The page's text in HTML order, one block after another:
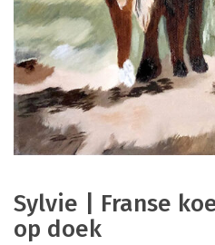
Sylvie | Franse
op doek